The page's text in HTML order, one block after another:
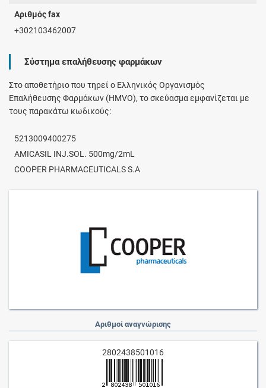
Αριθμός fax
+302103462007
Σύστημα επαλήθευσης φαρμάκων
Στο αποθετήριο που τηρεί ο Ελληνικός Οργανισμός
Επαλήθευσης Φαρμάκων (HMVO), το σκεύασμα εμφανίζεται με
τους παρακάτω κωδικούς:
5213009400275
AMICASIL INJ.SOL. 500mg/2mL
COOPER PHARMACEUTICALS S.A
Αριθμοί αναγνώρισης
2802438501016